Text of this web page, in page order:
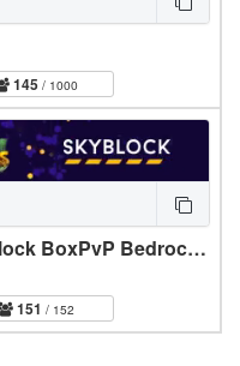
145 / 1000
Provanas SMP Survival Skyblock BoxPvP Bedrock >[1.21.8+]
151 / 152